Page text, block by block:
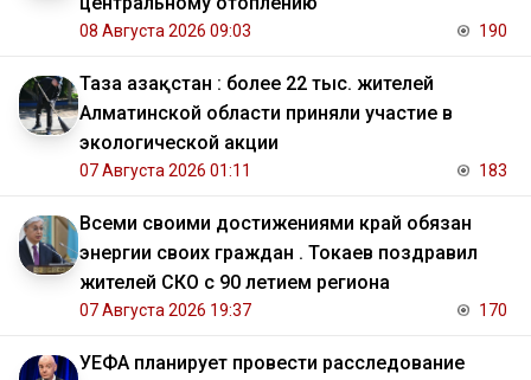
08 Августа 2026 09:03 190
Таза Қазақстан : более 22 тыс. жителей
Алматинской области приняли участие в
экологической акции
07 Августа 2026 01:11 183
Всеми своими достижениями край обязан
энергии своих граждан . Токаев поздравил
жителей СКО с 90 летием региона
07 Августа 2026 19:37 170
УЕФА планирует провести расследование